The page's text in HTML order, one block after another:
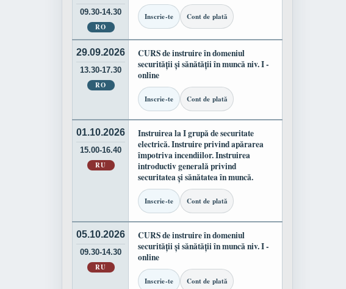
09.30-14.30
RO
Inscrie-te Cont de plată
29.09.2026
13.30-17.30
RO
CURS de instruire în domeniul
securității și sănătății în muncă niv. I -
online
Inscrie-te Cont de plată
01.10.2026
15.00-16.40
RU
Instruirea la I grupă de securitate
electrică. Instruire privind apărarea
împotriva incendiilor. Instruirea
introductiv generală privind
securitatea și sănătatea în muncă.
Inscrie-te Cont de plată
05.10.2026
09.30-14.30
RU
CURS de instruire în domeniul
securității și sănătății în muncă niv. I -
online
Inscrie-te Cont de plată